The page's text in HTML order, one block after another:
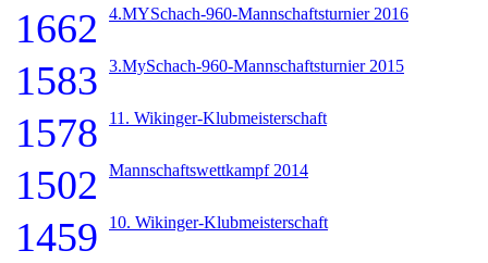
1662 4.MYSchach-960-Mannschaftsturnier 2016
1583 3.MySchach-960-Mannschaftsturnier 2015
1578 11. Wikinger-Klubmeisterschaft
1502 Mannschaftswettkampf 2014
1459 10. Wikinger-Klubmeisterschaft